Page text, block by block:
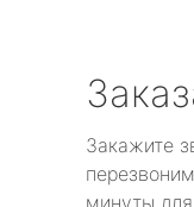
Закажите